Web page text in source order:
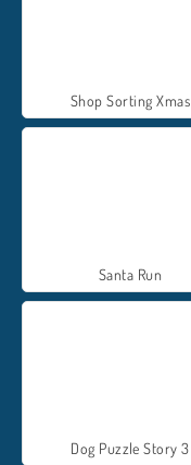
Shop Sorting Xmas
Santa Run
Dog Puzzle Story 3